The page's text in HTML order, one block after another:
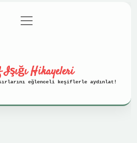
Gizlilik Politikası
menüyü
aç
Işığı Hikayeleri
eğlenceli keşiflerle aydınlat!